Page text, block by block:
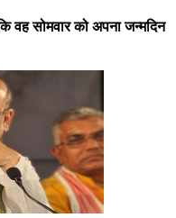
वह सोमवार को अपना जन्मदिन